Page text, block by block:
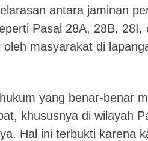
antara jaminan
Pasal 28A, 28B,
masyarakat di
yang benar-benar
khususnya di wilayah
Hal ini terbukti karena